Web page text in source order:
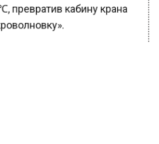
превратив кабину крана